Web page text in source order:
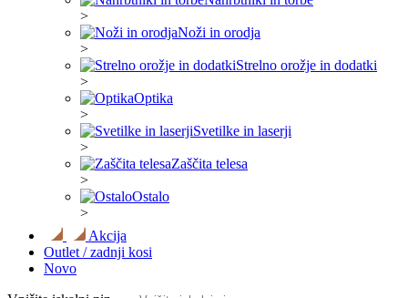
>
Noži in orodja
>
Strelno orožje in dodatki
>
Optika
>
Svetilke in laserji
>
Zaščita telesa
>
Ostalo
>
Akcija
Outlet / zadnji kosi
Novo